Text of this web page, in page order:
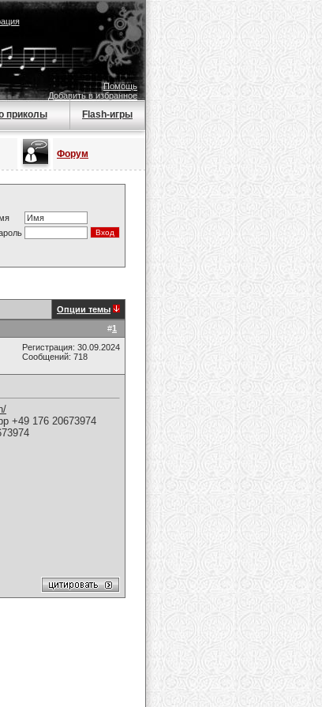
Помощь
Добавить в избранное
приколы Flash-игры
Форум
Опции темы
#1
Регистрация: 30.09.2024
Сообщений: 718
+49 176 20673974